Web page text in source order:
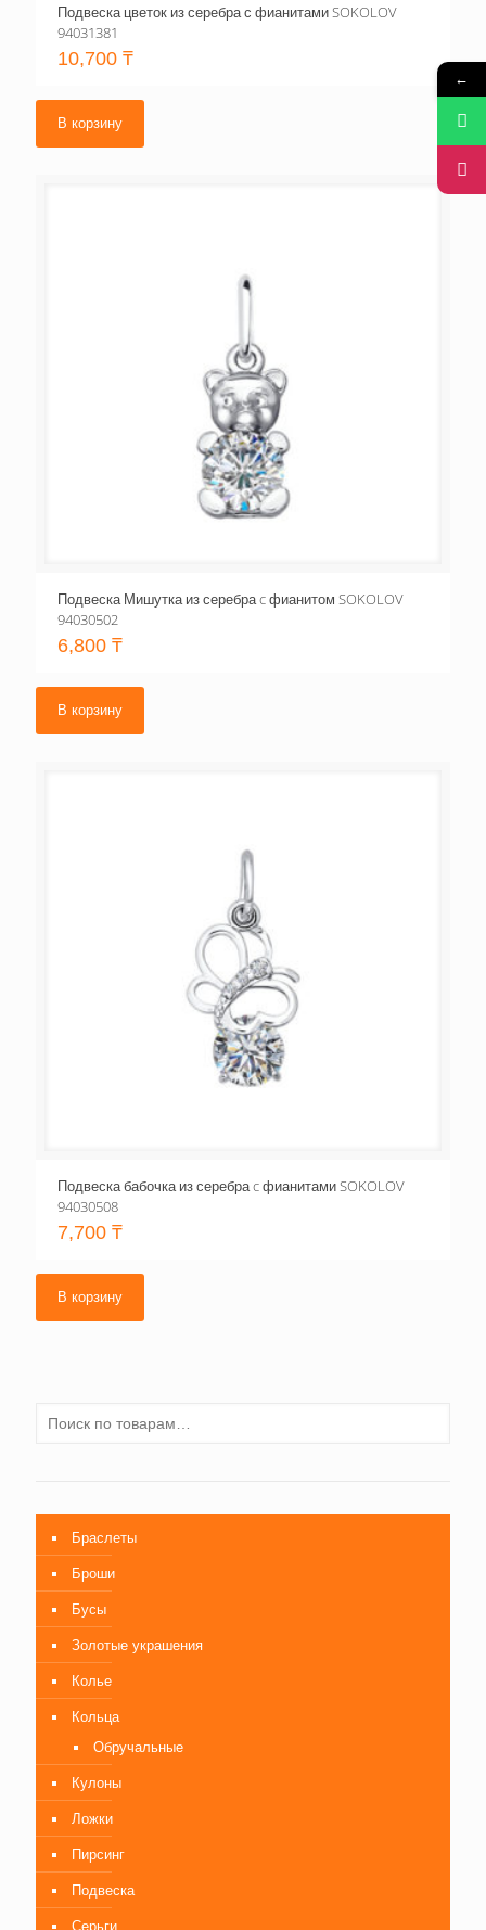
Подвеска цветок из серебра с фианитами SOKOLOV
94031381
10,700 ₸
В корзину
Подвеска Мишутка из серебра c фианитом SOKOLOV
94030502
6,800 ₸
В корзину
Подвеска бабочка из серебра c фианитами SOKOLOV
94030508
7,700 ₸
В корзину
Браслеты
Броши
Бусы
Золотые украшения
Колье
Кольца
Обручальные
Кулоны
Ложки
Пирсинг
Подвеска
Серьги
←